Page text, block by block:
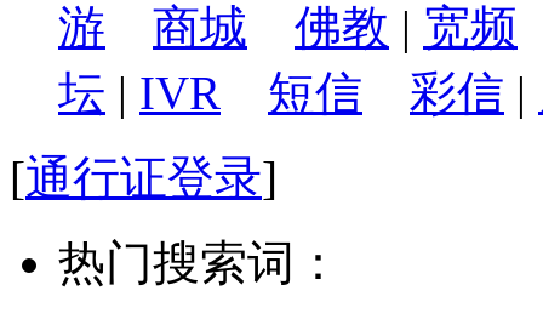
游
商城 佛教 | 宽频
坛 | IVR 短信 彩信 |
[通行证登录]
热门搜索词：